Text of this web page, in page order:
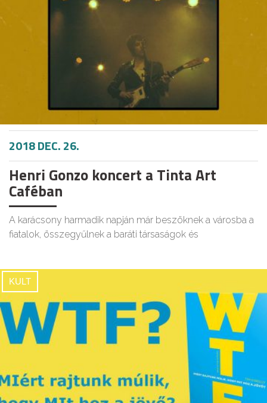
2018 DEC. 26.
Henri Gonzo koncert a Tinta Art
Caféban
A karácsony harmadik napján már beszöknek a városba a
fiatalok, összegyűlnek a baráti társaságok és
KULT